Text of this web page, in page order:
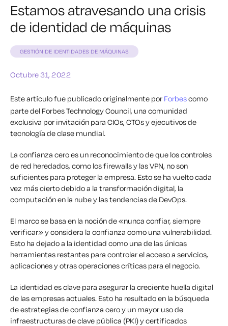
Estamos atravesando una crisis
de identidad de máquinas
GESTIÓN DE IDENTIDADES DE MÁQUINAS
Octubre 31, 2022
Este artículo fue publicado originalmente por Forbescomo
parte del Forbes Technology Council, una comunidad
exclusiva por invitación para CIOs, CTOs y ejecutivos de
tecnología de clase mundial.
La confianza cero es un reconocimiento de que los controles
de red heredados, como los firewalls y las VPN, no son
suficientes para proteger la empresa. Esto se ha vuelto cada
vez más cierto debido a la transformación digital, la
computación en la nube y las tendencias de DevOps.
El marco se basa en la noción de «nunca confiar, siempre
verificar» y considera la confianza como una vulnerabilidad.
Esto ha dejado a la identidad como una de las únicas
herramientas restantes para controlar el acceso a servicios,
aplicaciones y otras operaciones críticas para el negocio.
La identidad es clave para asegurar la creciente huella digital
de las empresas actuales. Esto ha resultado en la búsqueda
de estrategias de confianza cero y un mayor uso de
infraestructuras de clave pública (PKI) y certificados